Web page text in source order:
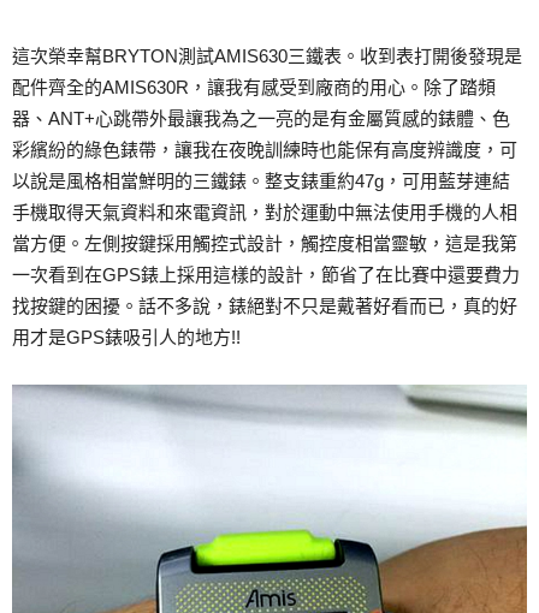
這次榮幸幫BRYTON測試AMIS630三鐵表。收到表打開後發現是
配件齊全的AMIS630R，讓我有感受到廠商的用心。除了踏頻
器、ANT+心跳帶外最讓我為之一亮的是有金屬質感的錶體、色
彩繽紛的綠色錶帶，讓我在夜晚訓練時也能保有高度辨識度，可
以說是風格相當鮮明的三鐵錶。整支錶重約47g，可用藍芽連結
手機取得天氣資料和來電資訊，對於運動中無法使用手機的人相
當方便。左側按鍵採用觸控式設計，觸控度相當靈敏，這是我第
一次看到在GPS錶上採用這樣的設計，節省了在比賽中還要費力
找按鍵的困擾。話不多說，錶絕對不只是戴著好看而已，真的好
用才是GPS錶吸引人的地方!!